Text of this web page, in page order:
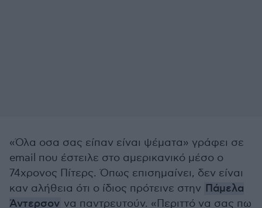
«Όλα οσα σας είπαν είναι ψέματα» γράφει σε
email που έστειλε στο αμερικανικό μέσο ο
74χρονος Πίτερς. Όπως επισημαίνει, δεν είναι
καν αλήθεια ότι ο ίδιος πρότεινε στην Πάμελα
Άντερσον να παντρευτούν. «Περιττό να σας πω